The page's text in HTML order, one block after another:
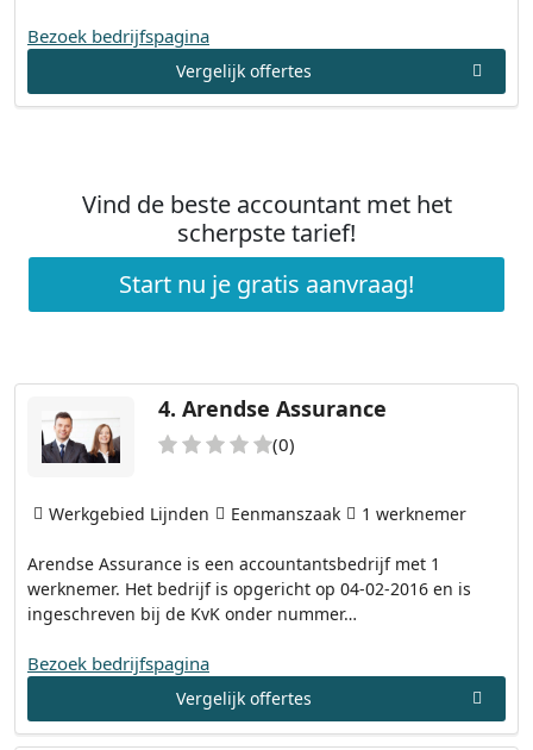
Bezoek bedrijfspagina
Vergelijk offertes
Vind de beste accountant met het
scherpste tarief!
Start nu je gratis aanvraag!
4. Arendse Assurance
(0)
Arendse Assurance is een accountantsbedrijf met 1
werknemer. Het bedrijf is opgericht op 04-02-2016 en is
ingeschreven bij de KvK onder nummer…
Werkgebied Lijnden Eenmanszaak 1 werknemer
Bezoek bedrijfspagina
Vergelijk offertes